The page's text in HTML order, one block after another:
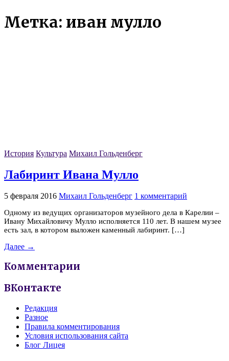
Метка: иван мулло
История Культура Михаил Гольденберг
Лабиринт Ивана Мулло
5 февраля 2016 Михаил Гольденберг 1 комментарий
Одному из ведущих организаторов музейного дела в Карелии –
Ивану Михайловичу Мулло исполняется 110 лет. В нашем музее
есть зал, в котором выложен каменный лабиринт. […]
Далее →
Комментарии
ВКонтакте
Редакция
Разное
Правила комментирования
Условия использования сайта
Блог Лицея